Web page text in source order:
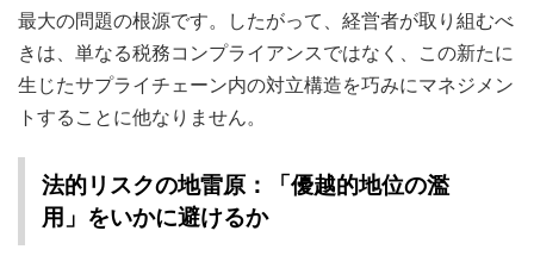
最大の問題の根源です。したがって、経営者が取り組むべ
きは、単なる税務コンプライアンスではなく、この新たに
生じたサプライチェーン内の対立構造を巧みにマネジメン
トすることに他なりません。
法的リスクの地雷原：「優越的地位の濫
用」をいかに避けるか